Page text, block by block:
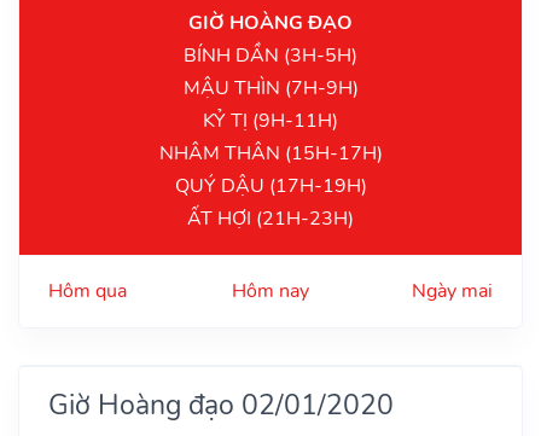
GIỜ HOÀNG ĐẠO
BÍNH DẦN (3H-5H)
MẬU THÌN (7H-9H)
KỶ TỊ (9H-11H)
NHÂM THÂN (15H-17H)
QUÝ DẬU (17H-19H)
ẤT HỢI (21H-23H)
Hôm qua Hôm nay Ngày mai
Giờ Hoàng đạo 02/01/2020